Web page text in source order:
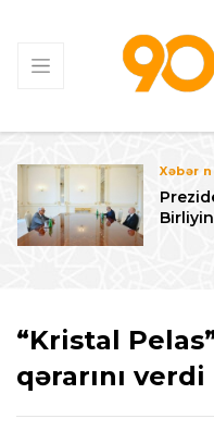
Xəbər
“Kristal
qərarını verdi